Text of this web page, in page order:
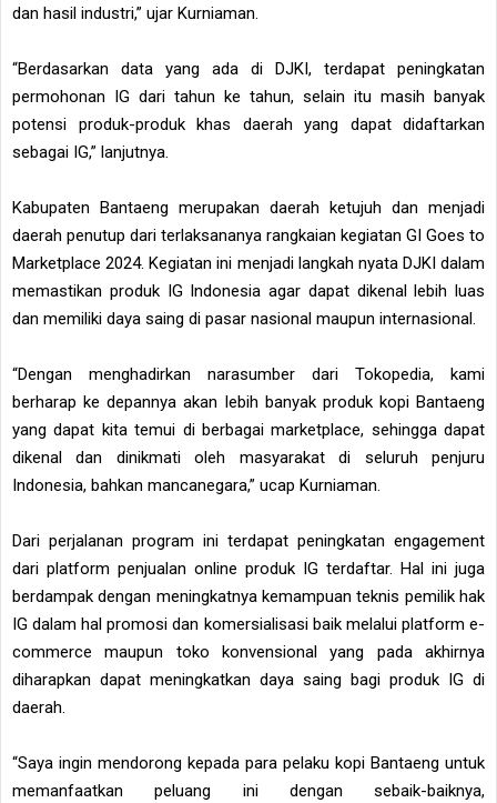
dan hasil industri,” ujar Kurniaman.
“Berdasarkan data yang ada di DJKI, terdapat peningkatan
permohonan IG dari tahun ke tahun, selain itu masih banyak
potensi produk-produk khas daerah yang dapat didaftarkan
sebagai IG,” lanjutnya.
Kabupaten Bantaeng merupakan daerah ketujuh dan menjadi
daerah penutup dari terlaksananya rangkaian kegiatan GI Goes to
Marketplace 2024. Kegiatan ini menjadi langkah nyata DJKI dalam
memastikan produk IG Indonesia agar dapat dikenal lebih luas
dan memiliki daya saing di pasar nasional maupun internasional.
“Dengan menghadirkan narasumber dari Tokopedia, kami
berharap ke depannya akan lebih banyak produk kopi Bantaeng
yang dapat kita temui di berbagai marketplace, sehingga dapat
dikenal dan dinikmati oleh masyarakat di seluruh penjuru
Indonesia, bahkan mancanegara,” ucap Kurniaman.
Dari perjalanan program ini terdapat peningkatan engagement
dari platform penjualan online produk IG terdaftar. Hal ini juga
berdampak dengan meningkatnya kemampuan teknis pemilik hak
IG dalam hal promosi dan komersialisasi baik melalui platform e-
commerce maupun toko konvensional yang pada akhirnya
diharapkan dapat meningkatkan daya saing bagi produk IG di
daerah.
“Saya ingin mendorong kepada para pelaku kopi Bantaeng untuk
memanfaatkan peluang ini dengan sebaik-baiknya,